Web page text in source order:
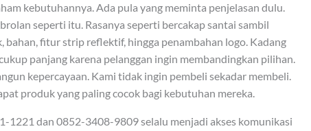
kebutuhannya. Ada pula yang meminta penjelasan dulu.
seperti itu. Rasanya seperti bercakap santai sambil
bahan, fitur strip reflektif, hingga penambahan logo. Kadang
panjang karena pelanggan ingin membandingkan pilihan.
kepercayaan. Kami tidak ingin pembeli sekadar membeli.
produk yang paling cocok bagi kebutuhan mereka.
1221 dan 0852-3408-9809 selalu menjadi akses komunikasi